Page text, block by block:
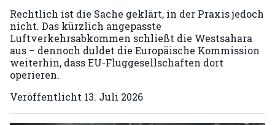
Rechtlich ist die Sache geklärt, in der Praxis jedoch
nicht. Das kürzlich angepasste
Luftverkehrsabkommen schließt die Westsahara
aus – dennoch duldet die Europäische Kommission
weiterhin, dass EU-Fluggesellschaften dort
operieren.
Veröffentlicht 13. Juli 2026